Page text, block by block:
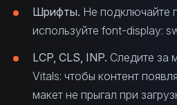
Шрифты. Не подключайте
используйте font-display:
LCP, CLS, INP. Следите за
Vitals: чтобы контент
макет не прыгал при